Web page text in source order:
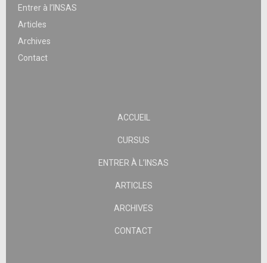
Entrer à l’INSAS
Articles
Archives
Contact
ACCUEIL
CURSUS
ENTRER À L’INSAS
ARTICLES
ARCHIVES
CONTACT